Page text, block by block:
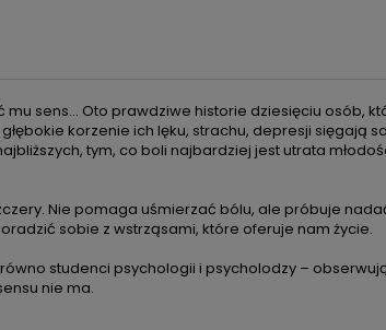
sens… Oto prawdziwe historie dziesięciu osób,
korzenie ich lęku, strachu, depresji sięgają
tym, co boli najbardziej jest utrata
Nie pomaga uśmierzać bólu, ale próbuje
sobie z wstrząsami, które oferuje nam życie.
studenci psychologii i psycholodzy –
nie ma.